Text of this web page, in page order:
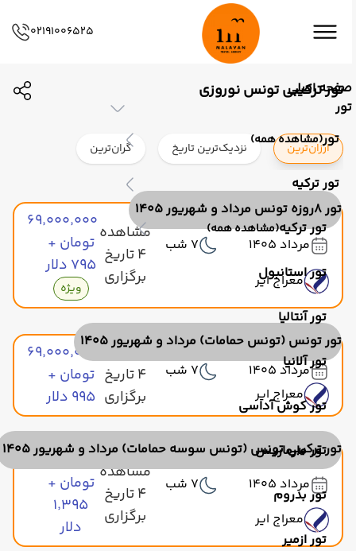
صفحه اصلی
تور
تور(مشاهده همه)
تور ترکیه
تور ترکیه(مشاهده همه)
تور استانبول
تور آنتالیا
تور آلانیا
تور کوش آداسی
تور مارماریس
تور بدروم
تور ازمیر
02191006525
تور ترکیبی تونس نوروزی
ارزان‌ترین نزدیک‌ترین تاریخ گران‌ترین
تور 8روزه تونس مرداد و شهریور 1405
مرداد 1405
7 شب
معراج ایر
مشاهده
4 تاریخ
برگزاری
۶۹٬۰۰۰٬۰۰۰
تومان +
۷۹۵ دلار
ویژه
تور تونس (تونس حمامات) مرداد و شهریور 1405
مرداد 1405
7 شب
معراج ایر
مشاهده
4 تاریخ
برگزاری
۶۹٬۰۰۰٬۰۰۰
تومان +
۹۹۵ دلار
تور ترکیبی تونس (تونس سوسه حمامات) مرداد و شهریور 1405
مرداد 1405
7 شب
معراج ایر
مشاهده
4 تاریخ
برگزاری
۶۹٬۰۰۰٬۰۰۰
تومان +
۱٬۳۹۵
دلار